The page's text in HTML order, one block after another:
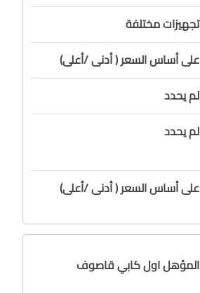
تجهيزات مختلفة
على أساس السعر ( أدنى /أعلى)
لم يحدد
لم يحدد
على أساس السعر ( أدنى /أعلى)
المؤهل اول كابي قاصوف